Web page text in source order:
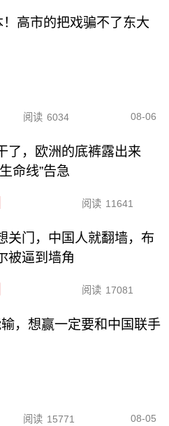
高市的把戏骗不了东大
阅读 6034 08-06
了，欧洲的底裤露出来
命线”告急
阅读 11641
关门，中国人就翻墙，布
被逼到墙角
阅读 17081
，想赢一定要和中国联手
阅读 15771 08-05